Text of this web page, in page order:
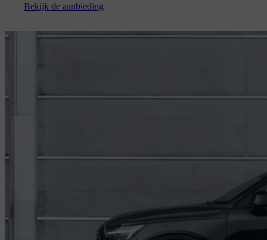
Bekijk de aanbieding